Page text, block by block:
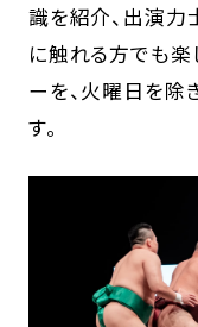
識を紹介、出演力
に触れる方でも楽
ーを、火曜日を除
す。